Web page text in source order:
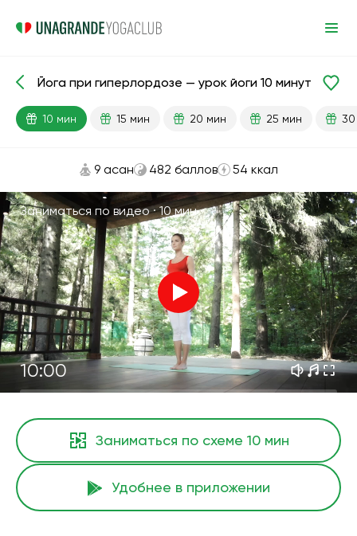
Готовые уроки Поясница Спина
Йога при гиперлордозе — урок йоги 10 минут
10 мин 15 мин 20 мин 25 мин
9 асан 482 баллов 54 ккал
Заниматься по видео ·10 мин
10:00
Заниматься по схеме 10 мин
Удобнее в приложении